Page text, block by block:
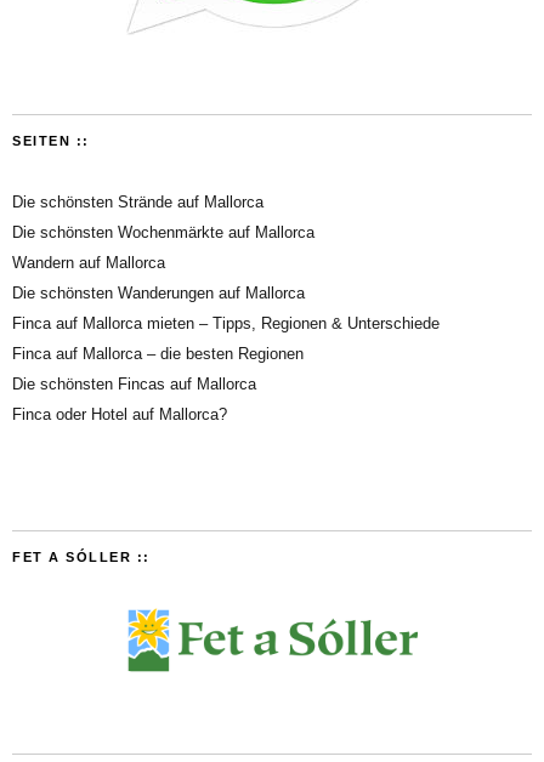
SEITEN ::
Die schönsten Strände auf Mallorca
Die schönsten Wochenmärkte auf Mallorca
Wandern auf Mallorca
Die schönsten Wanderungen auf Mallorca
Finca auf Mallorca mieten – Tipps, Regionen & Unterschiede
Finca auf Mallorca – die besten Regionen
Die schönsten Fincas auf Mallorca
Finca oder Hotel auf Mallorca?
FET A SÓLLER ::